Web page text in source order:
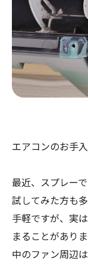
エアコンのお手
最近、スプレー
試してみた方も
手軽ですが、実
まることがあり
中のファン周辺